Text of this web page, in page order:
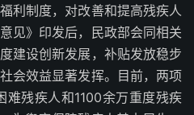
利制度，对改善和提高残疾人
见》印发后，民政部会同相关
建设创新发展，补贴发放稳步
会效益显著发挥。目前，两项
残疾人和1100余万重度残疾